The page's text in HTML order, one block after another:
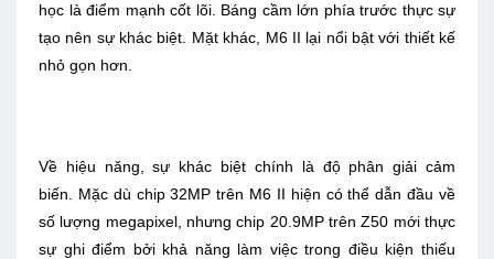
học là điểm mạnh cốt lõi. Báng cầm lớn phía trước thực sự
tạo nên sự khác biệt. Mặt khác, M6 II lại nổi bật với thiết kế
nhỏ gọn hơn.
Về hiệu năng, sự khác biệt chính là độ phân giải cảm
biến. Mặc dù chip 32MP trên M6 II hiện có thể dẫn đầu về
số lượng megapixel, nhưng chip 20.9MP trên Z50 mới thực
sự ghi điểm bởi khả năng làm việc trong điều kiện thiếu